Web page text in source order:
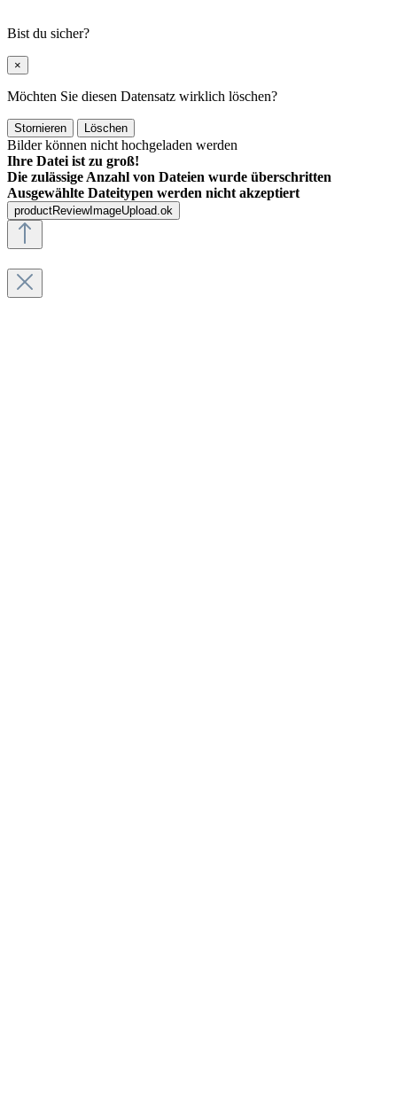
Bist du sicher?
×
Möchten Sie diesen Datensatz wirklich löschen?
Stornieren Löschen
Bilder können nicht hochgeladen werden
Ihre Datei ist zu groß!
Die zulässige Anzahl von Dateien wurde überschritten
Ausgewählte Dateitypen werden nicht akzeptiert
productReviewImageUpload.ok